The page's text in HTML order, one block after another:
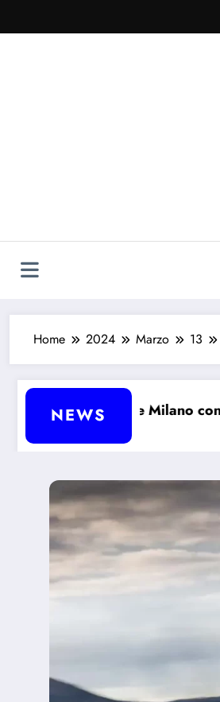
al
Home 2024 Marzo 13
NEWS
con la magia del Vehicle-to-
Abarth tornerà